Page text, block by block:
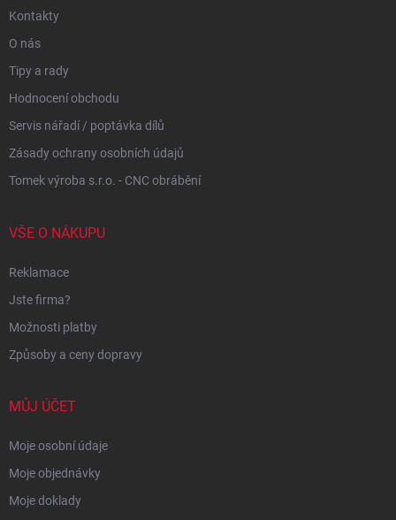
Kontakty
O nás
Tipy a rady
Hodnocení obchodu
Servis nářadí / poptávka dílů
Zásady ochrany osobních údajů
Tomek výroba s.r.o. - CNC obrábění
VŠE O NÁKUPU
Reklamace
Jste firma?
Možnosti platby
Způsoby a ceny dopravy
MŮJ ÚČET
Moje osobní údaje
Moje objednávky
Moje doklady